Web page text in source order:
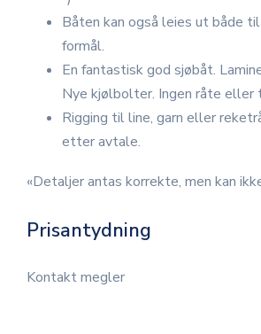
Båten kan også leies ut både
formål.
En fantastisk god sjøbåt.
Nye kjølbolter. Ingen råte eller
Rigging til line, garn eller
etter avtale.
«Detaljer antas korrekte, men kan
Prisantydning
Kontakt megler